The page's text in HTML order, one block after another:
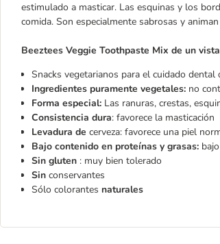
estimulado a masticar. Las esquinas y los
comida. Son especialmente sabrosas y
Beeztees Veggie Toothpaste Mix de un
Snacks vegetarianos para el cuidado dental
Ingredientes puramente vegetales: no
Forma especial: Las ranuras, crestas,
Consistencia dura: favorece la masticación
Levadura de cerveza: favorece una piel
Bajo contenido en proteínas y grasas:
Sin gluten : muy bien tolerado
Sin conservantes
Sólo colorantes naturales